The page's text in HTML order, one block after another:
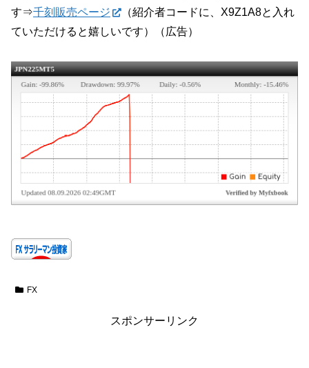
す⇒千刻販売ページ
（紹介者コードに、X9Z1A8と入れ
ていただけると嬉しいです）（広告）
FX
スポンサーリンク